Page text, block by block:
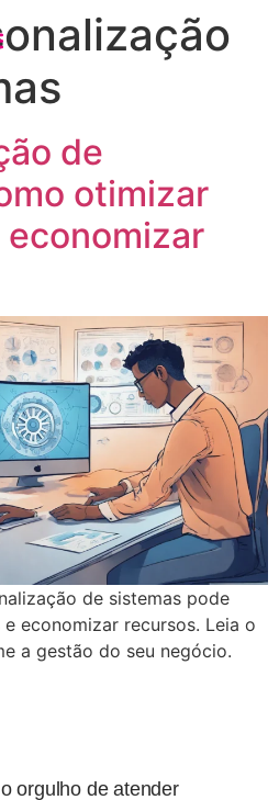
de
otimizar
de sistemas pode
economizar recursos. Leia o
a gestão do seu negócio.
orgulho de atender